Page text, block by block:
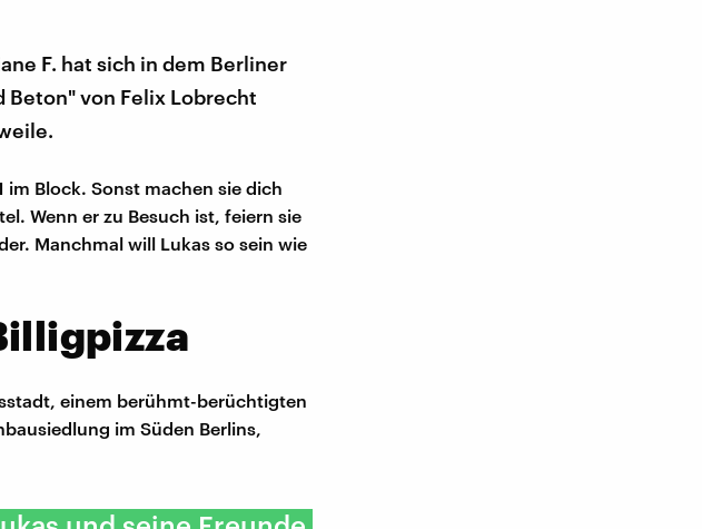
F. hat sich in dem Berliner
von Felix Lobrecht
im Block. Sonst machen sie dich
Wenn er zu Besuch ist, feiern sie
Manchmal will Lukas so sein wie
einem berühmt-berüchtigten
im Süden Berlins,